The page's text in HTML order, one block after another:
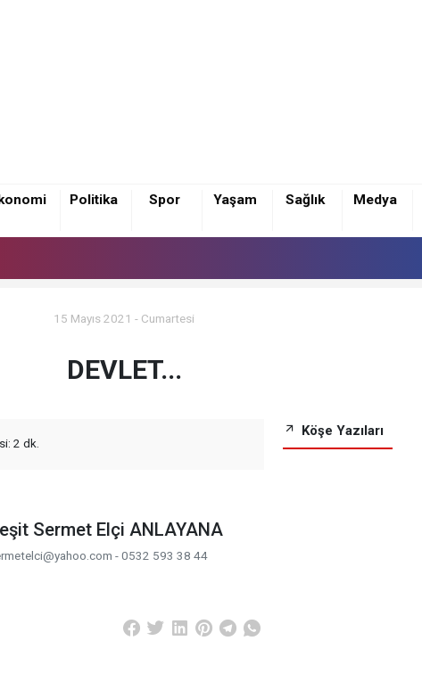
Politika Spor Yaşam Sağlık Medya
15 Mayıs 2021 - Cumartesi
DEVLET...
2 dk.
Sermet Elçi ANLAYANA
- 0532 593 38 44
Köşe Yazıları